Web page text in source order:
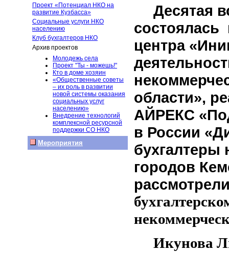
Проект «Потенциал НКО на
развитие Кузбасса»
Социальные услуги НКО
населению
Клуб бухгалтеров НКО
Архив проектов
Молодежь села
Проект "Ты - можешь!"
Кто в доме хозяин
«Общественные советы
– их роль в развитии
новой системы оказания
социальных услуг
населению»
Внедрение технологий
комплексной ресурсной
поддержки СО НКО
Мероприятия
Десятая
состоялась
центра
области»,
АЙРЕКС
в России
бухгалтеры
городов
Икунова